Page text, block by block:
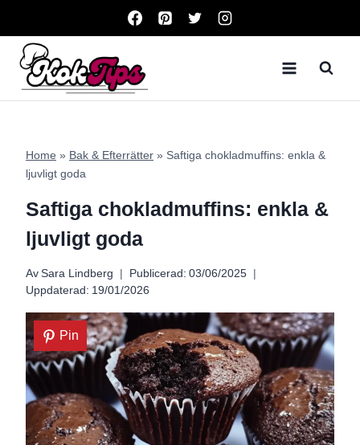
content
Home » Bak & Efterrätter » Saftiga chokladmuffins: enkla &
ljuvligt goda
Saftiga chokladmuffins: enkla &
ljuvligt goda
Av Sara Lindberg Publicerad: 03/06/2025
Uppdaterad: 19/01/2026
Pin